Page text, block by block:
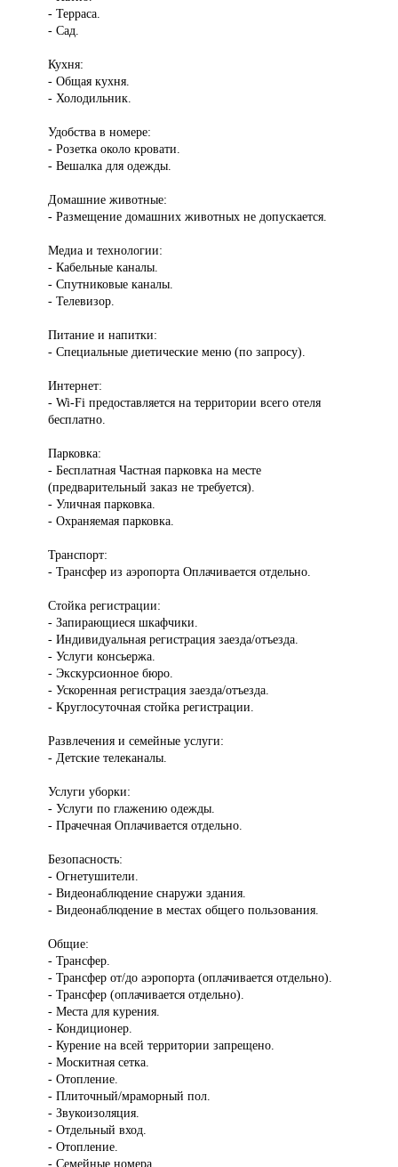
- Терраса.
- Сад.
Кухня:
- Общая кухня.
- Холодильник.
Удобства в номере:
- Розетка около кровати.
- Вешалка для одежды.
Домашние животные:
- Размещение домашних животных не допускается.
Медиа и технологии:
- Кабельные каналы.
- Спутниковые каналы.
- Телевизор.
Питание и напитки:
- Специальные диетические меню (по запросу).
Интернет:
- Wi-Fi предоставляется на территории всего отеля
бесплатно.
Парковка:
- Бесплатная Частная парковка на месте
(предварительный заказ не требуется).
- Уличная парковка.
- Охраняемая парковка.
Транспорт:
- Трансфер из аэропорта Оплачивается отдельно.
Стойка регистрации:
- Запирающиеся шкафчики.
- Индивидуальная регистрация заезда/отъезда.
- Услуги консьержа.
- Экскурсионное бюро.
- Ускоренная регистрация заезда/отъезда.
- Круглосуточная стойка регистрации.
Развлечения и семейные услуги:
- Детские телеканалы.
Услуги уборки:
- Услуги по глажению одежды.
- Прачечная Оплачивается отдельно.
Безопасность:
- Огнетушители.
- Видеонаблюдение снаружи здания.
- Видеонаблюдение в местах общего пользования.
Общие:
- Трансфер.
- Трансфер от/до аэропорта (оплачивается отдельно).
- Трансфер (оплачивается отдельно).
- Места для курения.
- Кондиционер.
- Курение на всей территории запрещено.
- Москитная сетка.
- Отопление.
- Плиточный/мраморный пол.
- Звукоизоляция.
- Отдельный вход.
- Отопление.
- Семейные номера.